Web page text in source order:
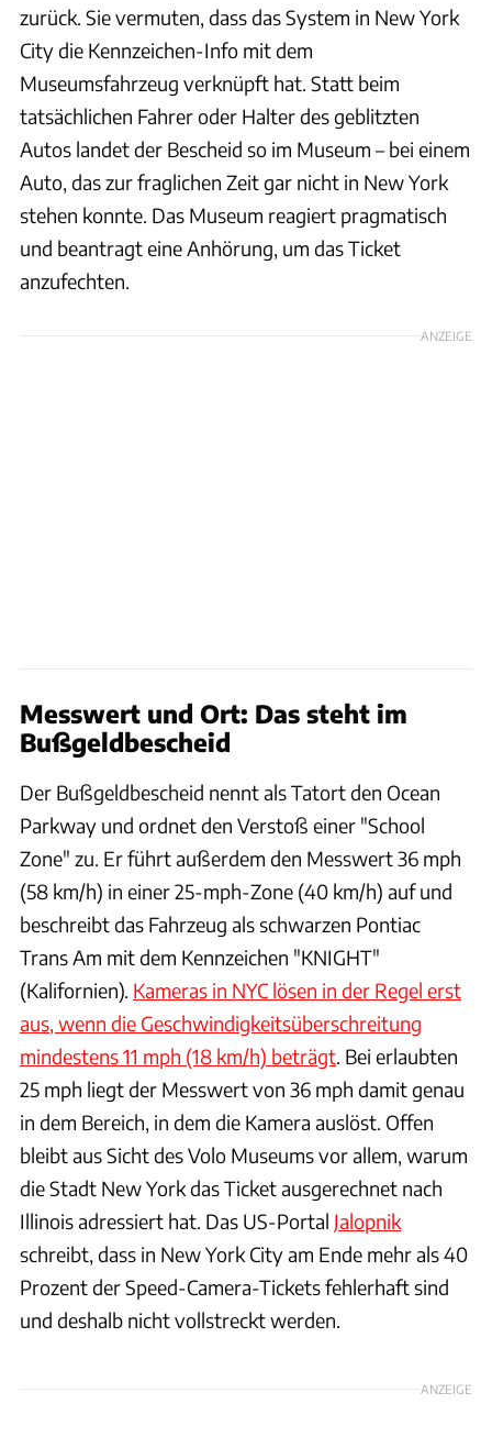
zurück. Sie vermuten, dass das System in New York
City die Kennzeichen-Info mit dem
Museumsfahrzeug verknüpft hat. Statt beim
tatsächlichen Fahrer oder Halter des geblitzten
Autos landet der Bescheid so im Museum – bei einem
Auto, das zur fraglichen Zeit gar nicht in New York
stehen konnte. Das Museum reagiert pragmatisch
und beantragt eine Anhörung, um das Ticket
anzufechten.
ANZEIGE
Messwert und Ort: Das steht im
Bußgeldbescheid
Der Bußgeldbescheid nennt als Tatort den Ocean
Parkway und ordnet den Verstoß einer "School
Zone" zu. Er führt außerdem den Messwert 36 mph
(58 km/h) in einer 25-mph-Zone (40 km/h) auf und
beschreibt das Fahrzeug als schwarzen Pontiac
Trans Am mit dem Kennzeichen "KNIGHT"
(Kalifornien). Kameras in NYC lösen in der Regel erst
aus, wenn die Geschwindigkeitsüberschreitung
mindestens 11 mph (18 km/h) beträgt. Bei erlaubten
25 mph liegt der Messwert von 36 mph damit genau
in dem Bereich, in dem die Kamera auslöst. Offen
bleibt aus Sicht des Volo Museums vor allem, warum
die Stadt New York das Ticket ausgerechnet nach
Illinois adressiert hat. Das US-Portal Jalopnik
schreibt, dass in New York City am Ende mehr als 40
Prozent der Speed-Camera-Tickets fehlerhaft sind
und deshalb nicht vollstreckt werden.
ANZEIGE